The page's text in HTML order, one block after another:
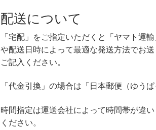
配送について
「宅配」をご指定いただくと「ヤマト運
や配送日時によって最適な発送方法でお
ご記入ください。
「代金引換」の場合は「日本郵便（ゆう
時間指定は運送会社によって時間帯が違
ください。